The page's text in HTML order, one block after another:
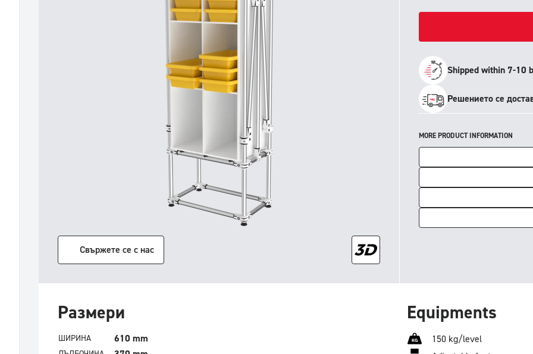
Свържете се с нас
Shipped within 7-10
Решението се
MORE PRODUCT INFORMATION
Pазмери
ШИРИНА 610 mm
Equipments
150 kg/level